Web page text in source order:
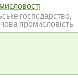
господарство,
промисловість